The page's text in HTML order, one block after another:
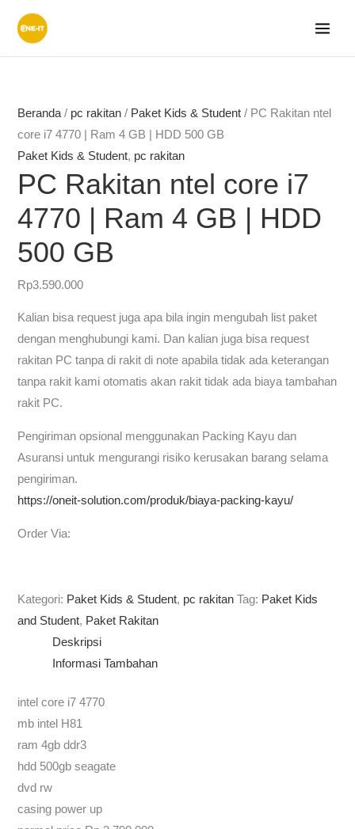
Beranda / pc rakitan / Paket Kids & Student / PC Rakitan ntel
core i7 4770 | Ram 4 GB | HDD 500 GB
Paket Kids & Student, pc rakitan
PC Rakitan ntel core i7
4770 | Ram 4 GB | HDD
500 GB
Rp3.590.000
Kalian bisa request juga apa bila ingin mengubah list paket
dengan menghubungi kami. Dan kalian juga bisa request
rakitan PC tanpa di rakit di note apabila tidak ada keterangan
tanpa rakit kami otomatis akan rakit tidak ada biaya tambahan
rakit PC.
Pengiriman opsional menggunakan Packing Kayu dan
Asuransi untuk mengurangi risiko kerusakan barang selama
pengiriman.
https://oneit-solution.com/produk/biaya-packing-kayu/
Order Via:
Kategori: Paket Kids & Student, pc rakitan Tag: Paket Kids
and Student, Paket Rakitan
Deskripsi
Informasi Tambahan
intel core i7 4770
mb intel H81
ram 4gb ddr3
hdd 500gb seagate
dvd rw
casing power up